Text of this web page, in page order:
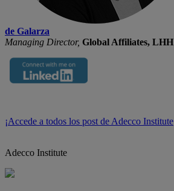
de Galarza
Managing Director, Global Affiliates, LHH
¡Accede a todos los post de Adecco Institute
Adecco Institute